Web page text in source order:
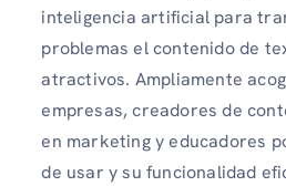
inteligencia artificial para
problemas el contenido de
atractivos. Ampliamente
empresas, creadores de
en marketing y educadores
de usar y su funcionalidad